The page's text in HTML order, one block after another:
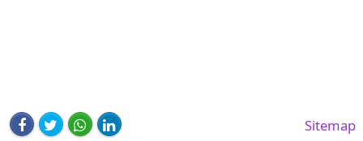
Sitemap